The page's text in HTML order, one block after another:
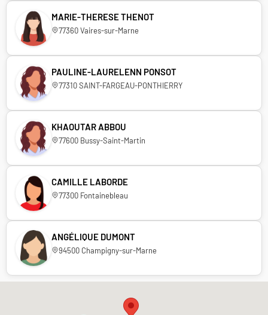
MARIE-THERESE THENOT
77360 Vaires-sur-Marne
PAULINE-LAURELENN PONSOT
77310 SAINT-FARGEAU-PONTHIERRY
KHAOUTAR ABBOU
77600 Bussy-Saint-Martin
CAMILLE LABORDE
77300 Fontainebleau
ANGÉLIQUE DUMONT
94500 Champigny-sur-Marne